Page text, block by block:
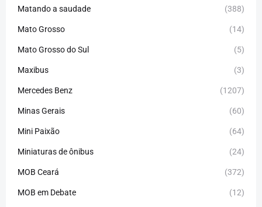
Matando a saudade (388)
Mato Grosso (14)
Mato Grosso do Sul (5)
Maxibus (3)
Mercedes Benz (1207)
Minas Gerais (60)
Mini Paixão (64)
Miniaturas de ônibus (24)
MOB Ceará (372)
MOB em Debate (12)